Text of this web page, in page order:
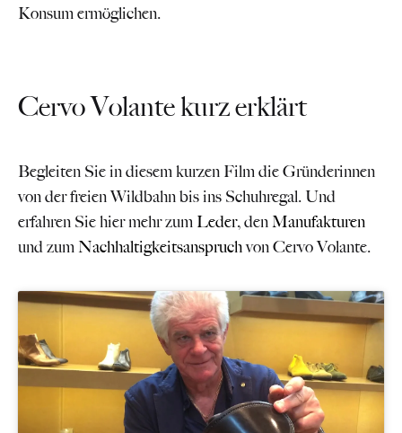
Konsum ermöglichen.
Cervo Volante kurz erklärt
Begleiten Sie in diesem kurzen Film die Gründerinnen
von der freien Wildbahn bis ins Schuhregal. Und
erfahren Sie hier mehr zum Leder, denManufakturen
und zumNachhaltigkeitsanspruchvon Cervo Volante.